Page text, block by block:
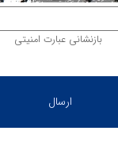
بازنشانی عبارت امنیتی